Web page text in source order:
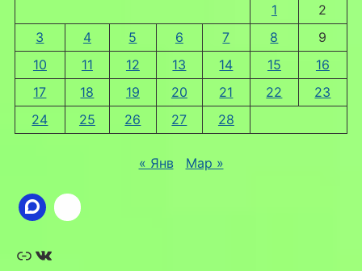
1
2
3
4 5 6 7 8
9
10
11 12 13 14 15
16
17
18 19 20 21 22
23
24
25 26 27 28
« Янв Мар »